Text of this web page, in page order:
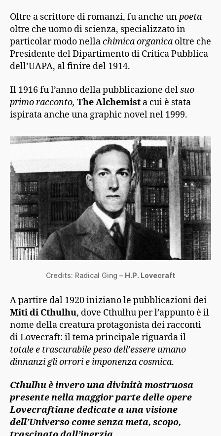
Oltre a scrittore di romanzi, fu anche unpoeta
oltre che uomo di scienza, specializzato in
particolar modo nellachimica organica oltre che
Presidente del Dipartimento di Critica Pubblica
dell’UAPA, al finire del 1914.
Il 1916 fu l’anno della pubblicazione delsuo
primo racconto, The Alchemist a cui è stata
ispirata anche una graphic novel nel 1999.
Credits: Radical Ging – H.P. Lovecraft
A partire dal 1920 iniziano le pubblicazioni dei
Miti di Cthulhu, dove Cthulhu per l’appunto è il
nome della creatura protagonista dei racconti
di Lovecraft: il tema principale riguarda il
totale e trascurabile peso dell’essere umano
dinnanzi gli orrori e imponenza cosmica.
Cthulhu è invero una divinità mostruosa
presente nella maggior parte delle opere
Lovecraftiane dedicate a una visione
dell’Universo come senza meta, scopo,